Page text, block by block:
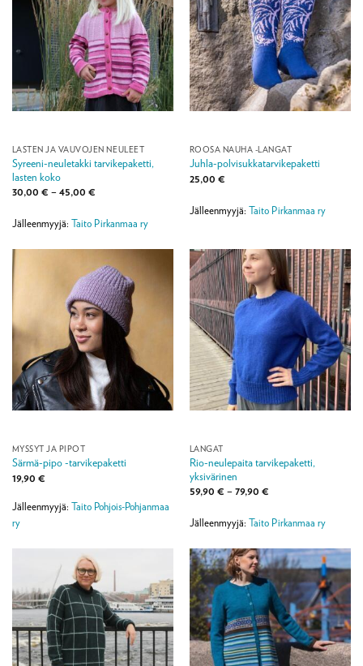
LASTEN JA VAUVOJEN NEULEET
Syreeni-neuletakki tarvikepaketti,
lasten koko
30,00 € – 45,00 €Hintaluokka:
45,00 €
Jälleenmyyjä: Taito Pirkanmaa ry
ROOSA NAUHA -LANGAT
Juhla-polvisukkatarvikepaketti
25,00 €
Jälleenmyyjä: Taito Pirkanmaa ry
MYSSYT JA PIPOT
Särmä-pipo -tarvikepaketti
19,90 €
Jälleenmyyjä: Taito Pohjois-Pohjanmaa
ry
LANGAT
Rio-neulepaita tarvikepaketti,
yksivärinen
59,90 € – 79,90 €Hintaluokka:
79,90 €
Jälleenmyyjä: Taito Pirkanmaa ry